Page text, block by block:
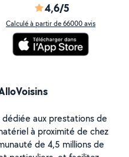
4,6/5
Calculé à partir de 66000 avis
aux prestations de
à proximité de chez
de 4,5 millions de